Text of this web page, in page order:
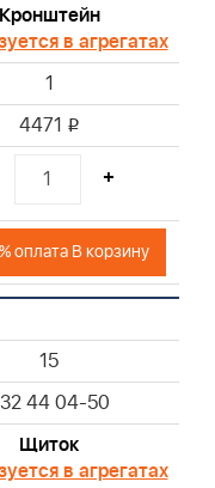
Кронштейн
в агрегатах
1
4471 i
+
оплата В корзину
15
44 04-50
Щиток
в агрегатах